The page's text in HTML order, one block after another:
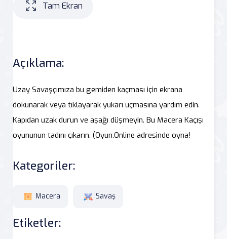
Tam Ekran
Açıklama:
Uzay Savaşçımıza bu gemiden kaçması için ekrana
dokunarak veya tıklayarak yukarı uçmasına yardım edin.
Kapıdan uzak durun ve aşağı düşmeyin. Bu Macera Kaçışı
oyununun tadını çıkarın. (Oyun.Online adresinde oyna!
Kategoriler:
Macera Savaş
Etiketler: